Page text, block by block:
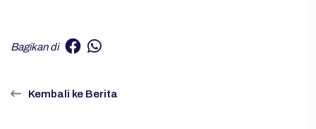
Bagikan di
Kembali ke Berita